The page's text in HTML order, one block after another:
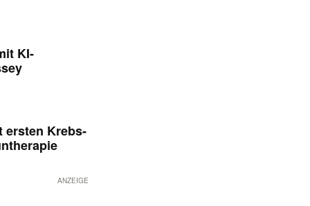
KI-
ersten Krebs-
ANZEIGE